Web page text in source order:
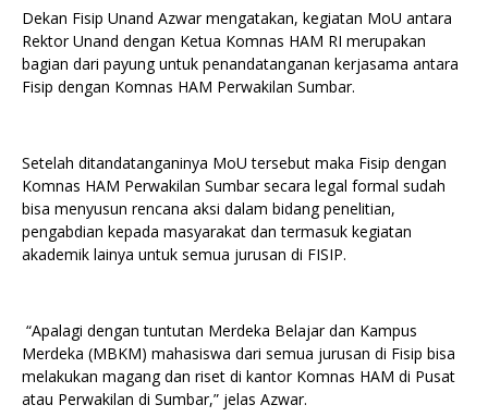
Dekan Fisip Unand Azwar mengatakan, kegiatan MoU antara
Rektor Unand dengan Ketua Komnas HAM RI merupakan
bagian dari payung untuk penandatanganan kerjasama antara
Fisip dengan Komnas HAM Perwakilan Sumbar.
Setelah ditandatanganinya MoU tersebut maka Fisip dengan
Komnas HAM Perwakilan Sumbar secara legal formal sudah
bisa menyusun rencana aksi dalam bidang penelitian,
pengabdian kepada masyarakat dan termasuk kegiatan
akademik lainya untuk semua jurusan di FISIP.
“Apalagi dengan tuntutan Merdeka Belajar dan Kampus
Merdeka (MBKM) mahasiswa dari semua jurusan di Fisip bisa
melakukan magang dan riset di kantor Komnas HAM di Pusat
atau Perwakilan di Sumbar,” jelas Azwar.